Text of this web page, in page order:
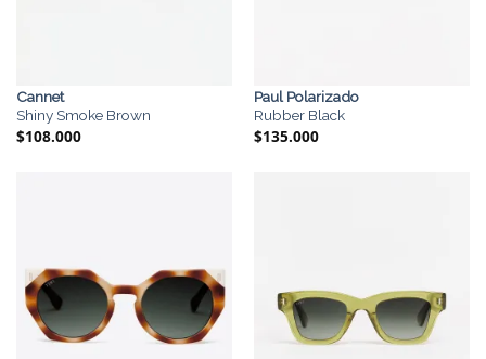
Cannet
Shiny Smoke Brown
$108.000
Paul Polarizado
Rubber Black
$135.000